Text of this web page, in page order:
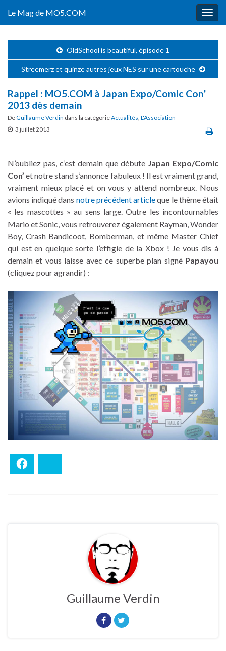
Le Mag de MO5.COM
OldSchool is beautiful, épisode 1
Streemerz et quinze autres jeux NES sur une cartouche
Rappel : MO5.COM à Japan Expo/Comic Con’
2013 dès demain
DeGuillaume Verdin dans la catégorieActualités, L'Association
3 juillet 2013
N’oubliez pas, c’est demain que débute Japan Expo/Comic
Con’ et notre stand s’annonce fabuleux ! Il est vraiment grand,
vraiment mieux placé et on vous y attend nombreux. Nous
avions indiqué dans notre précédent articleque le thème était
« les mascottes » au sens large. Outre les incontournables
Mario et Sonic, vous retrouverez également Rayman, Wonder
Boy, Crash Bandicoot, Bomberman, et même Master Chief
qui est en quelque sorte l’effigie de la Xbox ! Je vous dis à
demain et vous laisse avec ce superbe plan signé Papayou
(cliquez pour agrandir) :
Guillaume Verdin